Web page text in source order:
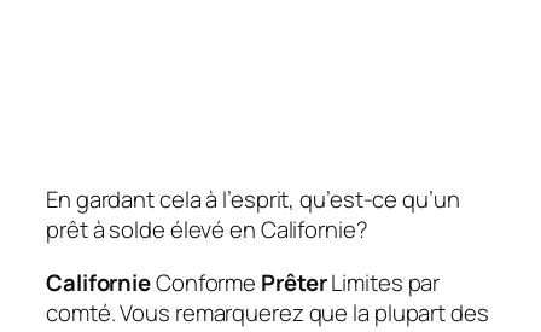
En gardant cela à l’esprit, qu’est-ce qu’un
prêt à solde élevé en Californie?
CalifornieConforme PrêterLimites par
comté. Vous remarquerez que la plupart des